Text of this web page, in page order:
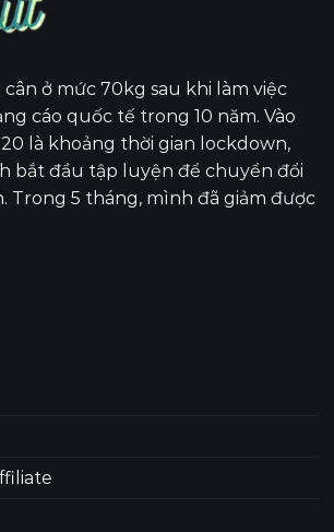
ở mức 70kg sau khi làm việc
cáo quốc tế trong 10 năm. Vào
là khoảng thời gian lockdown,
bắt đầu tập luyện để chuyển đổi
Trong 5 tháng, mình đã giảm được